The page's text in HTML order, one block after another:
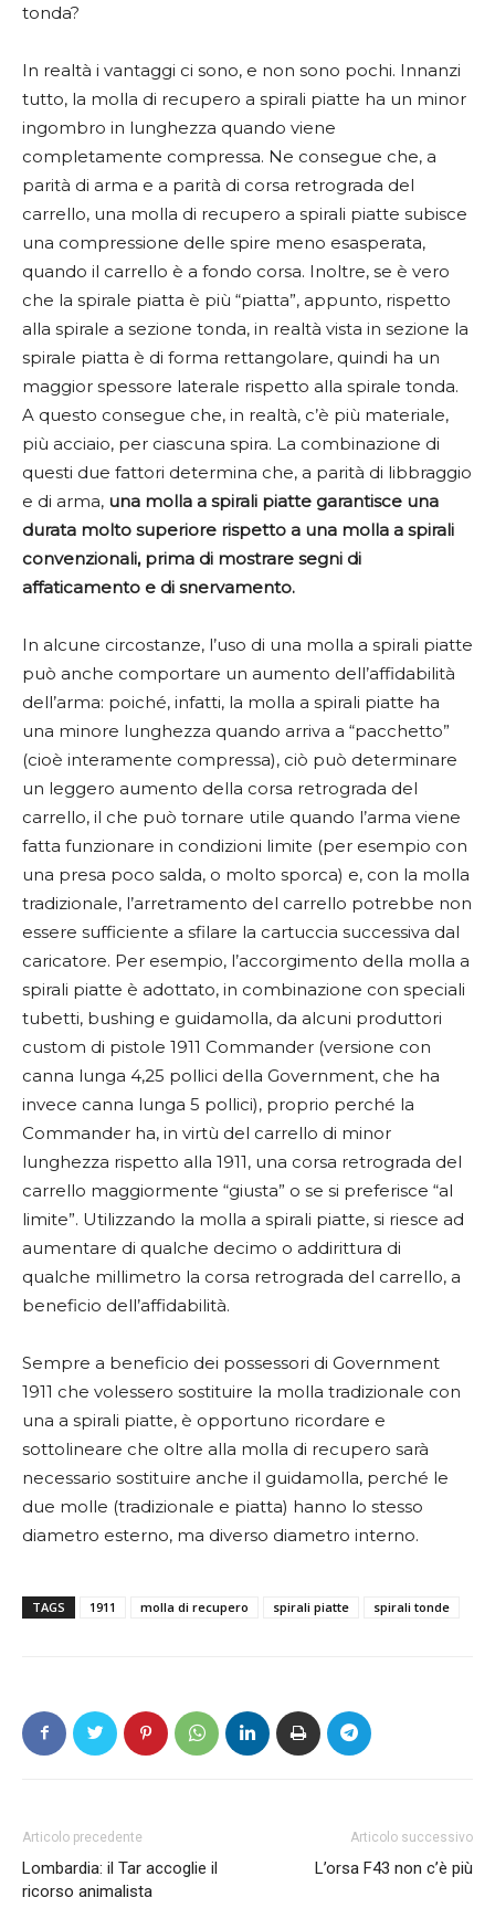
tonda?
In realtà i vantaggi ci sono, e non sono pochi. Innanzi
tutto, la molla di recupero a spirali piatte ha un minor
ingombro in lunghezza quando viene
completamente compressa. Ne consegue che, a
parità di arma e a parità di corsa retrograda del
carrello, una molla di recupero a spirali piatte subisce
una compressione delle spire meno esasperata,
quando il carrello è a fondo corsa. Inoltre, se è vero
che la spirale piatta è più “piatta”, appunto, rispetto
alla spirale a sezione tonda, in realtà vista in sezione la
spirale piatta è di forma rettangolare, quindi ha un
maggior spessore laterale rispetto alla spirale tonda.
A questo consegue che, in realtà, c’è più materiale,
più acciaio, per ciascuna spira. La combinazione di
questi due fattori determina che, a parità di libbraggio
e di arma, una molla a spirali piatte garantisce una
durata molto superiore rispetto a una molla a spirali
convenzionali, prima di mostrare segni di
affaticamento e di snervamento.
In alcune circostanze, l’uso di una molla a spirali piatte
può anche comportare un aumento dell’affidabilità
dell’arma: poiché, infatti, la molla a spirali piatte ha
una minore lunghezza quando arriva a “pacchetto”
(cioè interamente compressa), ciò può determinare
un leggero aumento della corsa retrograda del
carrello, il che può tornare utile quando l’arma viene
fatta funzionare in condizioni limite (per esempio con
una presa poco salda, o molto sporca) e, con la molla
tradizionale, l’arretramento del carrello potrebbe non
essere sufficiente a sfilare la cartuccia successiva dal
caricatore. Per esempio, l’accorgimento della molla a
spirali piatte è adottato, in combinazione con speciali
tubetti, bushing e guidamolla, da alcuni produttori
custom di pistole 1911 Commander (versione con
canna lunga 4,25 pollici della Government, che ha
invece canna lunga 5 pollici), proprio perché la
Commander ha, in virtù del carrello di minor
lunghezza rispetto alla 1911, una corsa retrograda del
carrello maggiormente “giusta” o se si preferisce “al
limite”. Utilizzando la molla a spirali piatte, si riesce ad
aumentare di qualche decimo o addirittura di
qualche millimetro la corsa retrograda del carrello, a
beneficio dell’affidabilità.
Sempre a beneficio dei possessori di Government
1911 che volessero sostituire la molla tradizionale con
una a spirali piatte, è opportuno ricordare e
sottolineare che oltre alla molla di recupero sarà
necessario sostituire anche il guidamolla, perché le
due molle (tradizionale e piatta) hanno lo stesso
diametro esterno, ma diverso diametro interno.
TAGS 1911 molla di recupero spirali piatte spirali tonde
Articolo precedente
Lombardia: il Tar accoglie il
ricorso animalista
Articolo successivo
L’orsa F43 non c’è più